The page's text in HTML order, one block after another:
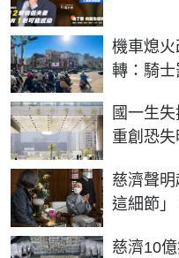
機車熄
轉：騎
國一生
重創恐
慈濟聲
這細節
慈濟10